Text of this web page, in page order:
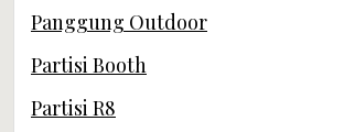
Panggung Outdoor
Partisi Booth
Partisi R8